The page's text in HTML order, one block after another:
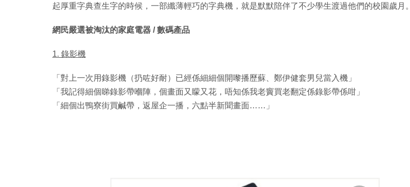
起厚重字典查生字的時候，一部纖薄輕巧的字典機，就是默默陪伴了不少學生渡過他們的校園歲月。
網民嚴選被淘汰的家庭電器 / 數碼產品
1. 錄影機
「對上一次用錄影機（扔咗好耐）已經係細細個開嚟播歷蘇、鄭伊健套男兒當入機」
「我記得細個睇錄影帶嗰陣，個畫面又矇又花，唔知係我老竇買老翻定係錄影帶係咁」
「細個出鴨寮街買鹹帶，返屋企一播，六點半新聞畫面……」